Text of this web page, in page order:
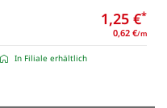
1,25 €*
0,62 €/m
In Filiale erhältlich